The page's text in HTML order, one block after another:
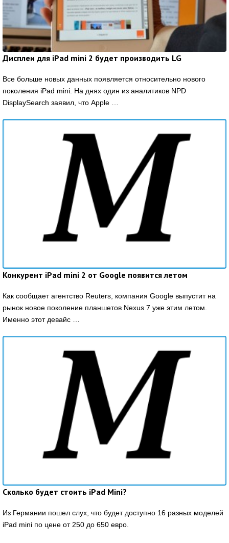
Дисплеи для iPad mini 2 будет производить LG
Все больше новых данных появляется относительно нового
поколения iPad mini. На днях один из аналитиков NPD
DisplaySearch заявил, что Apple …
Конкурент iPad mini 2 от Google появится летом
Как сообщает агентство Reuters, компания Google выпустит на
рынок новое поколение планшетов Nexus 7 уже этим летом.
Именно этот девайс …
Сколько будет стоить iPad Mini?
Из Германии пошел слух, что будет доступно 16 разных моделей
iPad mini по цене от 250 до 650 евро.